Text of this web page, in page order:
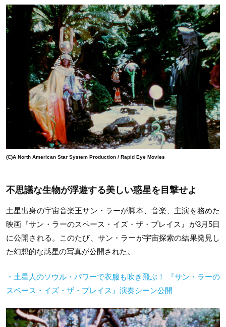
(C)A North American Star System Production / Rapid Eye Movies
不思議な生物が浮遊する美しい惑星を目撃せよ
土星出身の宇宙音楽王サン・ラーが脚本、音楽、主演を務めた
映画『サン・ラーのスペース・イズ・ザ・プレイス』が3月5日
に公開される。このたび、サン・ラーが宇宙探索の結果発見し
た幻想的な惑星の写真が公開された。
・土星人のソウル・パワーで衣服も吹き飛ぶ！ 『サン・ラーの
スペース・イズ・ザ・プレイス』演奏シーン公開